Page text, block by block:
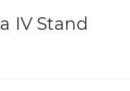
IV Stand